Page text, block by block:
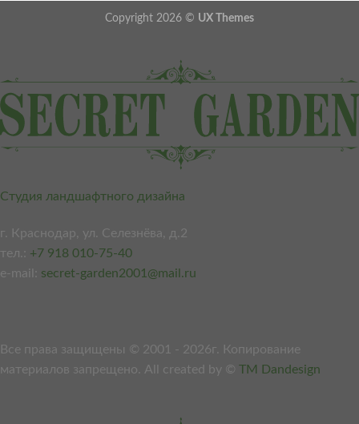
Я соглашаюсь на обработку моих персональных данных. Все
Copyright 2026 © UX Themes
Студия ландшафтного дизайна
г. Краснодар, ул. Селезнёва, д.2
тел.: +7 918 010-75-40
e-mail: secret-garden2001@mail.ru
Все права защищены © 2001 - 2026г. Копирование
материалов запрещено. All created by © TM Dandesign